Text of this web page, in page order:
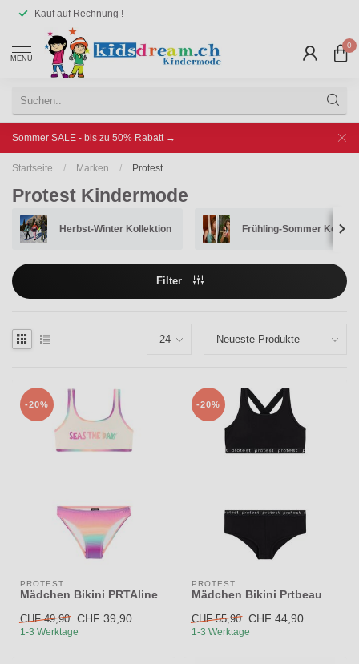
Kauf auf Rechnung !
MENU
0
Sommer SALE - bis zu 50% Rabatt →
Startseite / Marken / Protest
Protest Kindermode
Herbst-Winter Kollektion Frühling-Sommer
Filter
-20%
PROTEST
Mädchen Bikini PRTAline
CHF 49,90 CHF 39,90
1-3 Werktage
-20%
PROTEST
Mädchen Bikini Prtbeau
CHF 55,90 CHF 44,90
1-3 Werktage